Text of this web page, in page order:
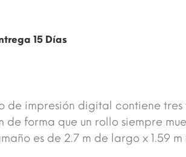
15 Días
de impresión digital contiene tres
de forma que un rollo siempre
es de 2.7 m de largo x 1.59 m